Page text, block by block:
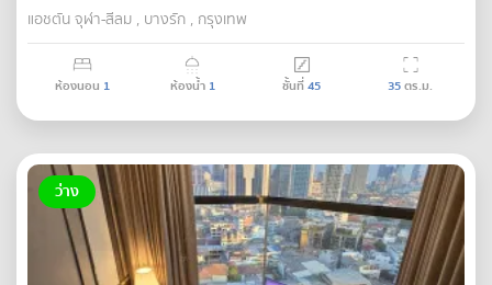
แอชตัน จุฬา-สีลม , บางรัก , กรุงเทพ
ห้องนอน 1 ห้องน้ำ 1 ชั้นที่45 35ตร.ม.
ว่าง